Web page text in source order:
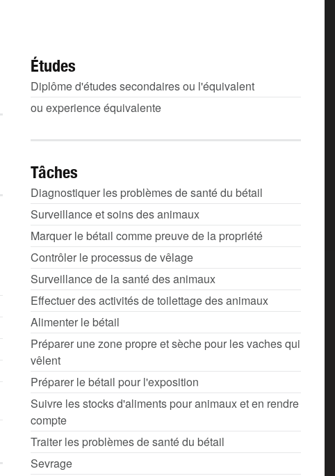
Études
Diplôme d'études secondaires ou l'équivalent
ou experience équivalente
Tâches
Diagnostiquer les problèmes de santé du bétail
Surveillance et soins des animaux
Marquer le bétail comme preuve de la propriété
Contrôler le processus de vêlage
Surveillance de la santé des animaux
Effectuer des activités de toilettage des animaux
Alimenter le bétail
Préparer une zone propre et sèche pour les vaches qui
vêlent
Préparer le bétail pour l'exposition
Suivre les stocks d'aliments pour animaux et en rendre
compte
Traiter les problèmes de santé du bétail
Sevrage